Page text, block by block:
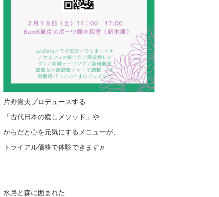
片野貴夫プロデュースする
「古代日本の癒しメソッド」や
からだと心を元気にするメニューが、
トライアル価格で体験できます♬
水路と森に囲まれた